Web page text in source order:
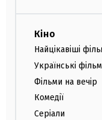
Кіно
Найцікавіші
Українські
Фільми на вечір
Комедії
Серіали